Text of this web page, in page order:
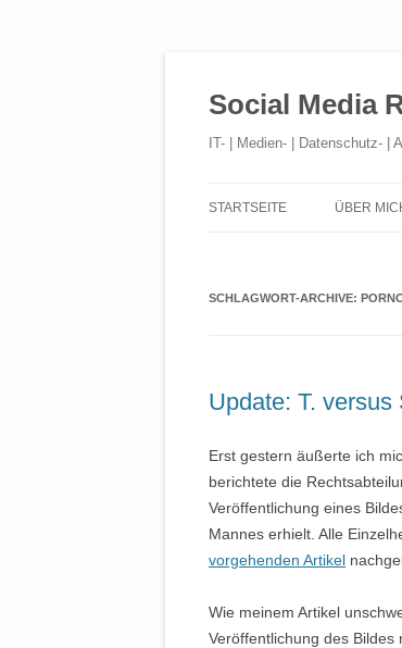
Social Media
IT- | Medien- | Datenschutz- |
STARTSEITE ÜBER
SCHLAGWORT-ARCHIVE:
Update: T.
Erst gestern äußerte ich
berichtete die
Veröffentlichung eines
Mannes erhielt. Alle
vorgehenden Artikel
Wie meinem Artikel
Veröffentlichung des Bildes